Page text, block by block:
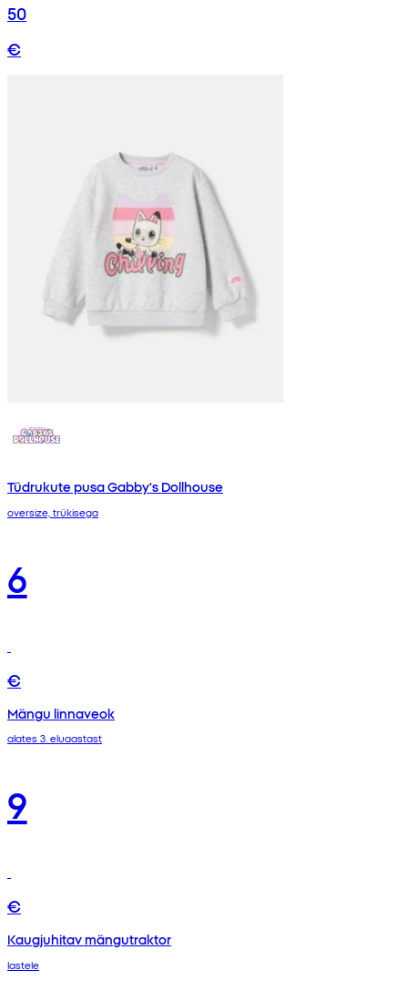
50
€
Tüdrukute pusa Gabby's Dollhouse
oversize, trükisega
6
€
Mängu linnaveok
alates 3. eluaastast
9
€
Kaugjuhitav mängutraktor
lastele